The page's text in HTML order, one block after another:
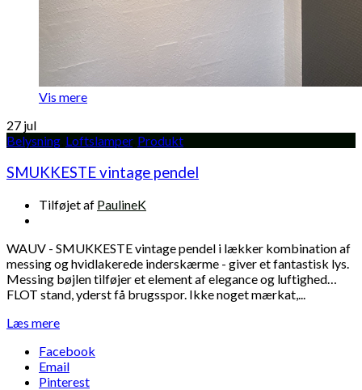
Vis mere
27 jul
Belysning Loftslamper, Produkt
SMUKKESTE vintage pendel
Tilføjet af PaulineK
WAUV - SMUKKESTE vintage pendel i lækker kombination af
messing og hvidlakerede inderskærme - giver et fantastisk lys.
Messing bøjlen tilføjer et element af elegance og luftighed…
FLOT stand, yderst få brugsspor. Ikke noget mærkat,...
Læs mere
Facebook
Email
Pinterest